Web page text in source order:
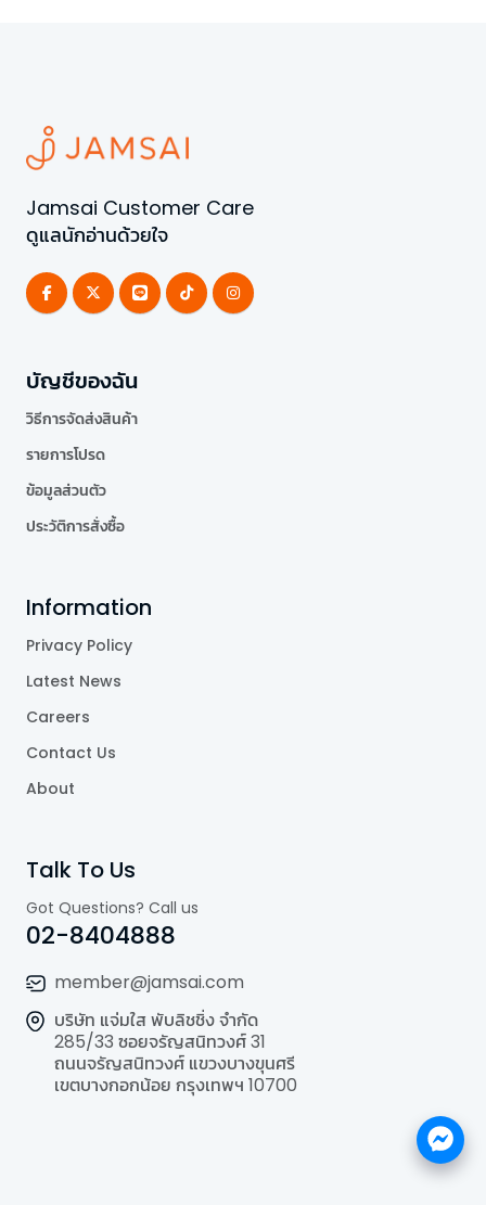
Jamsai Customer Care
ดูแลนักอ่านด้วยใจ
บัญชีของฉัน
วิธีการจัดส่งสินค้า
รายการโปรด
ข้อมูลส่วนตัว
ประวัติการสั่งซื้อ
Information
Privacy Policy
Latest News
Careers
Contact Us
About
Talk To Us
Got Questions? Call us
02-8404888
member@jamsai.com
บริษัท แจ่มใส พับลิชชิ่ง จำกัด
285/33 ซอยจรัญสนิทวงศ์ 31
ถนนจรัญสนิทวงศ์ แขวงบางขุนศรี
เขตบางกอกน้อย กรุงเทพฯ 10700